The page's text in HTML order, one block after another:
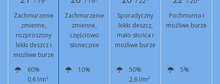
Zachmurzenie
zmienne,
rozproszony
lekki deszcz i
możliwe burze
Zachmurzenie
zmienne,
częściowo
słonecznie
Sporadyczny
lekki deszcz,
mało słońca i
możliwe burze
Pochmurno i
możliwe burze
60%
0,6 l/m²
10%
50%
2,6 l/m²
5%